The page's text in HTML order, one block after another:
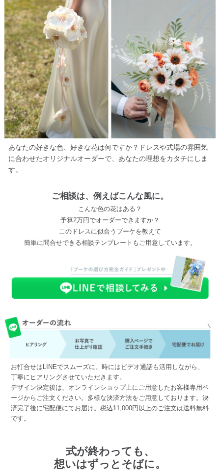
あなたの好きな色、好きな花は何ですか？ドレスや式場の雰囲気
に合わせたオリジナルオーダーで、あなたの理想をカタチにしま
す。
ご相談は、例えばこんな風に。
こんな色の花はある？
予算2万円でオーダーできますか？
このドレスに似合うブーケを教えて
簡単に問合せできる相談テンプレートもご用意しています。
お打合せはLINEでスムーズに。時にはビデオ通話も活用しながら、
丁寧にヒアリングさせていただきます。
デザイン決定後は、オンラインショップ上にご用意したお客様専用ペ
ージからご注文ください。多様な決済方法をご用意しております。決
済完了後に宅配便にてお届け。税込11,000円以上のご注文は送料無料
です。
式が終わっても、
想いはずっとそばに。